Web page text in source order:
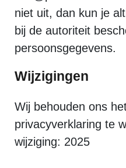
niet uit, dan kun je
bij de autoriteit
persoonsgegevens.
Wijzigingen
Wij behouden ons
privacyverklaring te
wijziging: 2025